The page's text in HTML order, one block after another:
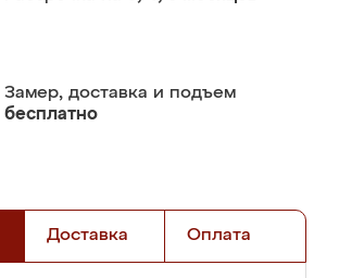
Замер, доставка и подъем
бесплатно
Доставка Оплата